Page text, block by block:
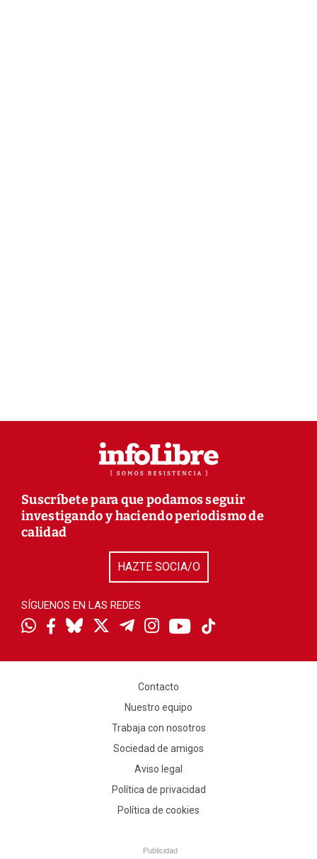
Suscríbete para que podamos seguir
investigando y haciendo periodismo de
calidad
HAZTE SOCIA/O
SÍGUENOS EN LAS REDES
Contacto
Nuestro equipo
Trabaja con nosotros
Sociedad de amigos
Aviso legal
Política de privacidad
Política de cookies
Publicidad